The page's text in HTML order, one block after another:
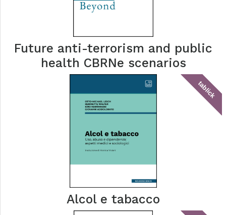
Future anti-terrorism and public
health CBRNe scenarios
tablick
Alcol e tabacco